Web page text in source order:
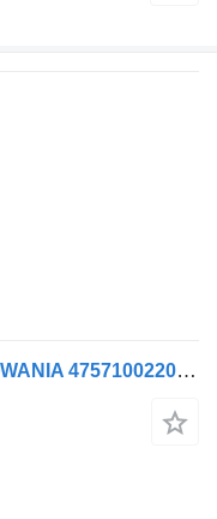
WABCO KOREKTOR SIŁY HAMOWANIA 4757100220 pneimatiskais vārsts paredzēts DAF vilcēja